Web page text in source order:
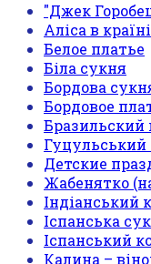
"Джек
Аліса в
Белое платье
Біла сукня
Бордова
Бордовое
Детские
Жабенятко
Індіанський
Іспанська
Іспанський
Калина –